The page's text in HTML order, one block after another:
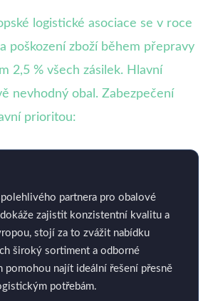
logistické asociace se v roce
poškození zboží během přepravy
2,5 % všech zásilek. Hlavní
nevhodný obal. Zabezpečení
prioritou:
partnera pro obalové
zajistit konzistentní kvalitu a
stojí za to zvážit nabídku
široký sortiment a odborné
pomohou najít ideální řešení přesně
potřebám.